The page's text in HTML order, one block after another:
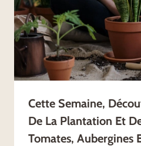
Cette Semaine,
De La Plantation Et
Tomates, Aubergines